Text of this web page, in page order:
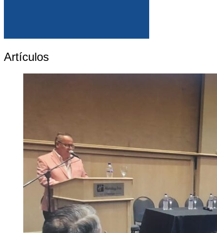
Artículos